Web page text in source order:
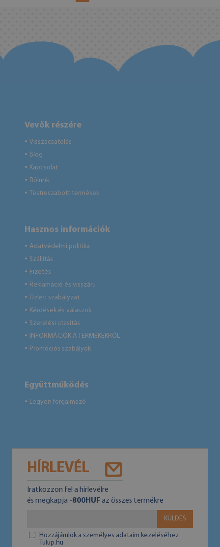
Vevők részére
● Visszacsatolás
● Blog
● Kapcsolat
● Rólunk
● Testreszabott termékek
Hasznos információk
● Adatvédelmi politika
● Szállítás
● Fizetés
● Reklamáció és visszáru
● Üzleti szabályzat
● Kérdések és válaszok
● Szerelési utasítás
● INFORMÁCIÓK A TERMÉKEKRŐL
● Promóciós szabályok
Együttműködés
● Legyen forgalmazó
HÍRLEVÉL
Iratkozzon fel a hírlevélre
és megkapja -800HUFaz összes termékre
KÜLDÉS
Hozzájárulok a személyes adataim kezeléséhez
Tulup.hu